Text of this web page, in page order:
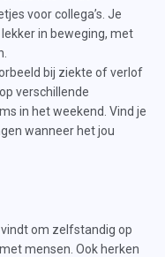
voor collega’s. Je
in beweging, met
bij ziekte of verlof
verschillende
in het weekend. Vind je
wanneer het jou
om zelfstandig op
mensen. Ook herken